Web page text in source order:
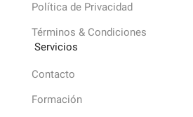
Política de Privacidad
Términos & Condiciones
Servicios
Contacto
Formación